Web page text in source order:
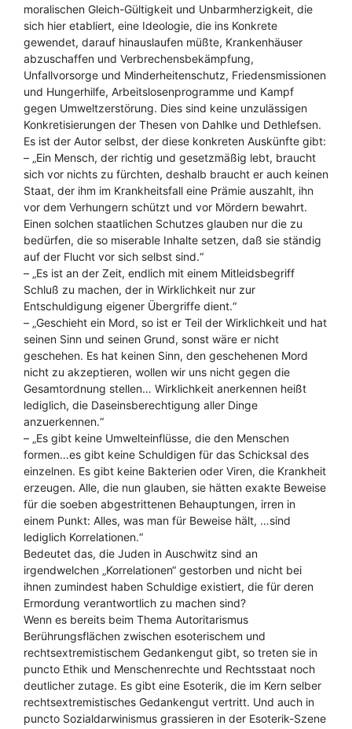
moralischen Gleich-Gültigkeit und Unbarmherzigkeit, die
sich hier etabliert, eine Ideologie, die ins Konkrete
gewendet, darauf hinauslaufen müßte, Krankenhäuser
abzuschaffen und Verbrechensbekämpfung,
Unfallvorsorge und Minderheitenschutz, Friedensmissionen
und Hungerhilfe, Arbeitslosenprogramme und Kampf
gegen Umweltzerstörung. Dies sind keine unzulässigen
Konkretisierungen der Thesen von Dahlke und Dethlefsen.
Es ist der Autor selbst, der diese konkreten Auskünfte gibt:
– „Ein Mensch, der richtig und gesetzmäßig lebt, braucht
sich vor nichts zu fürchten, deshalb braucht er auch keinen
Staat, der ihm im Krankheitsfall eine Prämie auszahlt, ihn
vor dem Verhungern schützt und vor Mördern bewahrt.
Einen solchen staatlichen Schutzes glauben nur die zu
bedürfen, die so miserable Inhalte setzen, daß sie ständig
auf der Flucht vor sich selbst sind.“
– „Es ist an der Zeit, endlich mit einem Mitleidsbegriff
Schluß zu machen, der in Wirklichkeit nur zur
Entschuldigung eigener Übergriffe dient.“
– „Geschieht ein Mord, so ist er Teil der Wirklichkeit und hat
seinen Sinn und seinen Grund, sonst wäre er nicht
geschehen. Es hat keinen Sinn, den geschehenen Mord
nicht zu akzeptieren, wollen wir uns nicht gegen die
Gesamtordnung stellen… Wirklichkeit anerkennen heißt
lediglich, die Daseinsberechtigung aller Dinge
anzuerkennen.“
– „Es gibt keine Umwelteinflüsse, die den Menschen
formen…es gibt keine Schuldigen für das Schicksal des
einzelnen. Es gibt keine Bakterien oder Viren, die Krankheit
erzeugen. Alle, die nun glauben, sie hätten exakte Beweise
für die soeben abgestrittenen Behauptungen, irren in
einem Punkt: Alles, was man für Beweise hält, …sind
lediglich Korrelationen.“
Bedeutet das, die Juden in Auschwitz sind an
irgendwelchen „Korrelationen“ gestorben und nicht bei
ihnen zumindest haben Schuldige existiert, die für deren
Ermordung verantwortlich zu machen sind?
Wenn es bereits beim Thema Autoritarismus
Berührungsflächen zwischen esoterischem und
rechtsextremistischem Gedankengut gibt, so treten sie in
puncto Ethik und Menschenrechte und Rechtsstaat noch
deutlicher zutage. Es gibt eine Esoterik, die im Kern selber
rechtsextremistisches Gedankengut vertritt. Und auch in
puncto Sozialdarwinismus grassieren in der Esoterik-Szene